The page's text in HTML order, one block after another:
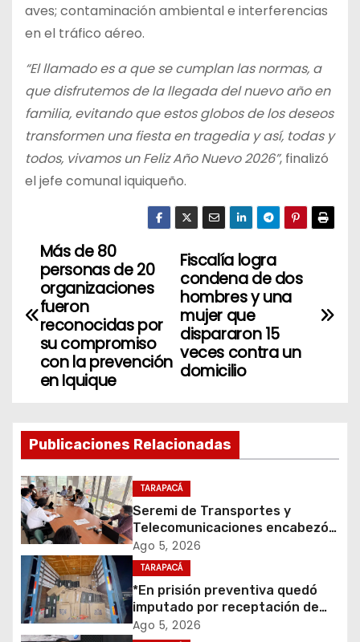
aves; contaminación ambiental e interferencias
en el tráfico aéreo.
“El llamado es a que se cumplan las normas, a
que disfrutemos de la llegada del nuevo año en
familia, evitando que estos globos de los deseos
transformen una fiesta en tragedia y así, todas y
todos, vivamos un Feliz Año Nuevo 2026”, finalizó
el jefe comunal iquiqueño.
N
v
a
c
i
ó
n
d
e
Fiscalía logra
condena de dos
hombres y una
mujer que
dispararon 15
veces contra un
domicilio
Más de 80
personas de 20
organizaciones
fueron
reconocidas por
su compromiso
con la prevención
en Iquique
Publicaciones Relacionadas
TARAPACÁ
Seremi de Transportes y
Telecomunicaciones encabezó
primera mesa de coordinación
para el retiro de cables en
desuso en Iquique
Ago 5, 2026
TARAPACÁ
*En prisión preventiva quedó
imputado por receptación de
cigarrillos avaluados en $1.600
Ago 5, 2026